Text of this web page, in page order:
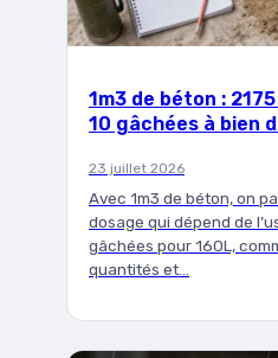
1m3 de béton :
10 gâchées à bien
23 juillet 2026
Avec 1m3 de béton, on
dosage qui dépend de
gâchées pour 160L,
quantités et…